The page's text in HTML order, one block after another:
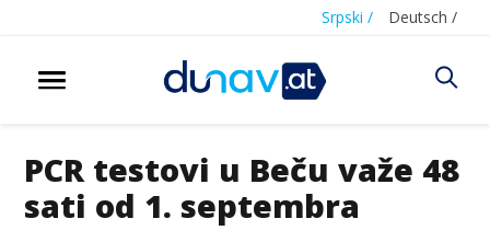
Srpski / Deutsch /
PCR testovi u Beču važe 48
sati od 1. septembra